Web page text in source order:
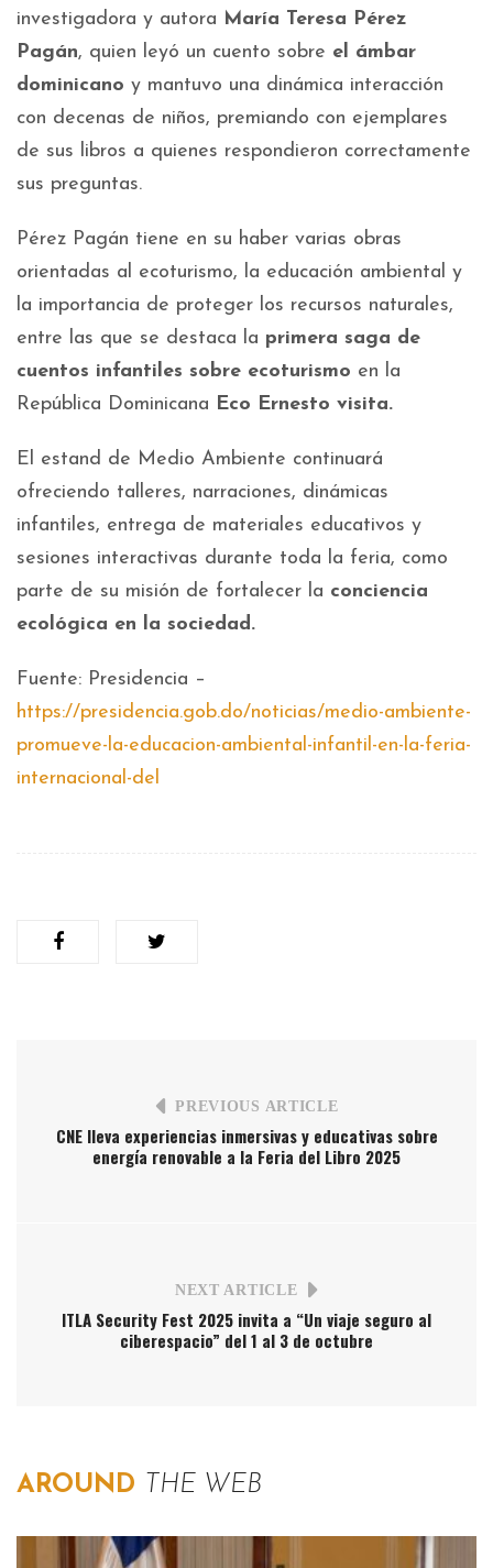
investigadora y autora María Teresa Pérez
Pagán, quien leyó un cuento sobre el ámbar
dominicano y mantuvo una dinámica interacción
con decenas de niños, premiando con ejemplares
de sus libros a quienes respondieron correctamente
sus preguntas.
Pérez Pagán tiene en su haber varias obras
orientadas al ecoturismo, la educación ambiental y
la importancia de proteger los recursos naturales,
entre las que se destaca la primera saga de
cuentos infantiles sobre ecoturismo en la
República Dominicana Eco Ernesto visita.
El estand de Medio Ambiente continuará
ofreciendo talleres, narraciones, dinámicas
infantiles, entrega de materiales educativos y
sesiones interactivas durante toda la feria, como
parte de su misión de fortalecer la conciencia
ecológica en la sociedad.
Fuente: Presidencia –
https://presidencia.gob.do/noticias/medio-ambiente-
promueve-la-educacion-ambiental-infantil-en-la-feria-
internacional-del
PREVIOUS ARTICLE
CNE lleva experiencias inmersivas y educativas sobre
energía renovable a la Feria del Libro 2025
NEXT ARTICLE
ITLA Security Fest 2025 invita a “Un viaje seguro al
ciberespacio” del 1 al 3 de octubre
AROUND THE WEB